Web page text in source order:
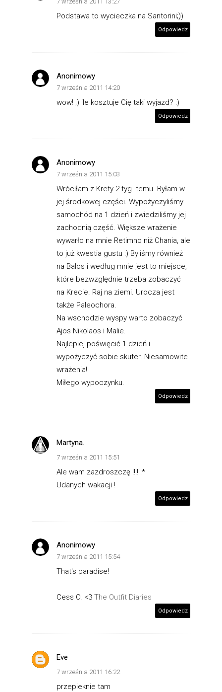
Podstawa to wycieczka na Santorini;))
Odpowiedz
Anonimowy
7 września 2011 14:20
wow! ;) ile kosztuje Cię taki wyjazd? :)
Odpowiedz
Anonimowy
7 września 2011 15:03
Wróciłam z Krety 2 tyg. temu. Byłam w
jej środkowej części. Wypożyczyliśmy
samochód na 1 dzień i zwiedziliśmy jej
zachodnią część. Większe wrażenie
wywarło na mnie Retimno niż Chania, ale
to już kwestia gustu :) Byliśmy również
na Balos i według mnie jest to miejsce,
które bezwzględnie trzeba zobaczyć
na Krecie. Raj na ziemi. Urocza jest
także Paleochora.
Na wschodzie wyspy warto zobaczyć
Ajos Nikolaos i Malie.
Najlepiej poświęcić 1 dzień i
wypożyczyć sobie skuter. Niesamowite
wrażenia!
Miłego wypoczynku.
Odpowiedz
Martyna.
7 września 2011 15:51
Ale wam zazdroszczę !!!! :*
Udanych wakacji !
Odpowiedz
Anonimowy
7 września 2011 15:54
That's paradise!
Cess O. <3 The Outfit Diaries
Odpowiedz
Eve
7 września 2011 16:22
przepieknie tam